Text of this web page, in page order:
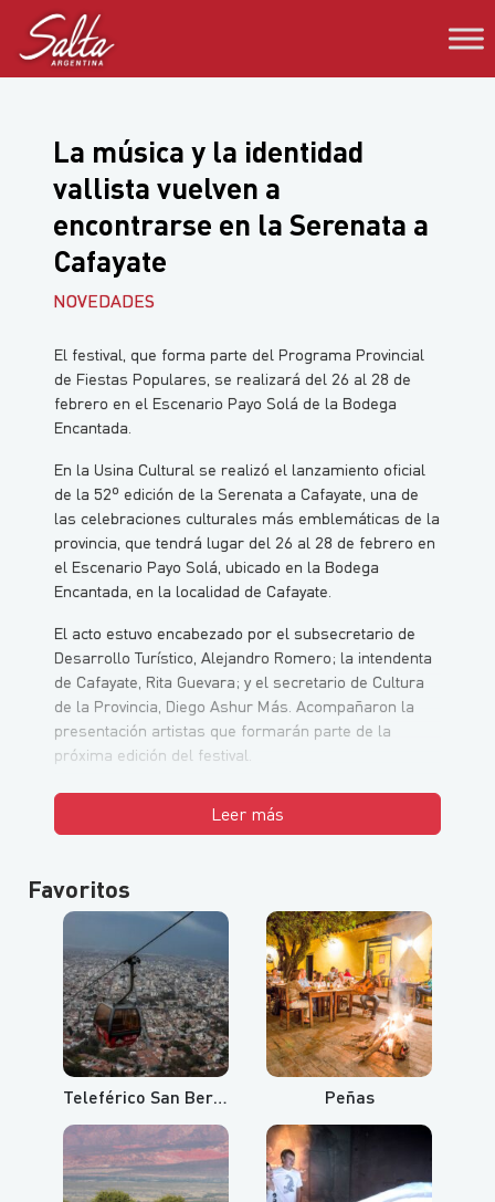
Saltar
contenido
La música y la identidad
vallista vuelven a
encontrarse en la Serenata a
Cafayate
NOVEDADES
El festival, que forma parte del Programa Provincial
de Fiestas Populares, se realizará del 26 al 28 de
febrero en el Escenario Payo Solá de la Bodega
Encantada.
En la Usina Cultural se realizó el lanzamiento oficial
de la 52º edición de la Serenata a Cafayate, una de
las celebraciones culturales más emblemáticas de la
provincia, que tendrá lugar del 26 al 28 de febrero en
el Escenario Payo Solá, ubicado en la Bodega
Encantada, en la localidad de Cafayate.
El acto estuvo encabezado por el subsecretario de
Desarrollo Turístico, Alejandro Romero; la intendenta
de Cafayate, Rita Guevara; y el secretario de Cultura
de la Provincia, Diego Ashur Más. Acompañaron la
presentación artistas que formarán parte de la
próxima edición del festival.
Leer más
Favoritos
Teleférico San Bernardo y Cerro Aladelta Peñas